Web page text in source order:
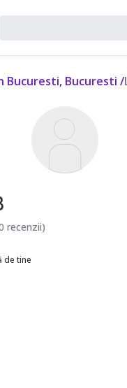
Bucuresti, Bucuresti /
recenzii)
de tine